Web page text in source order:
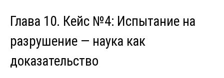
Глава 10. Кейс №4: Испытание на
разрушение — наука как
доказательство